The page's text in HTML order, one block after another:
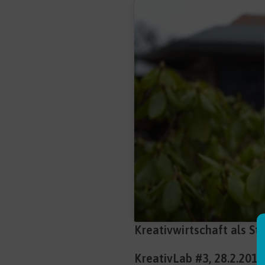
Kreativwirtschaft als
KreativLab #3,